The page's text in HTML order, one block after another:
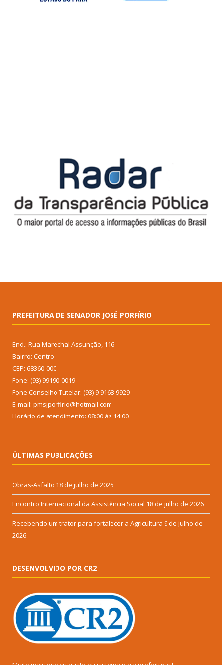
PREFEITURA DE SENADOR JOSÉ PORFÍRIO
End.: Rua Marechal Assunção, 116
Bairro: Centro
CEP: 68360-000
Fone: (93) 99190-0019
Fone Conselho Tutelar: (93) 9 9168-9929
E-mail: pmsjporfirio@hotmail.com
Horário de atendimento: 08:00 às 14:00
ÚLTIMAS PUBLICAÇÕES
Obras-Asfalto 18 de julho de 2026
Encontro Internacional da Assistência Social 18 de julho de 2026
Recebendo um trator para fortalecer a Agricultura 9 de julho de
2026
DESENVOLVIDO POR CR2